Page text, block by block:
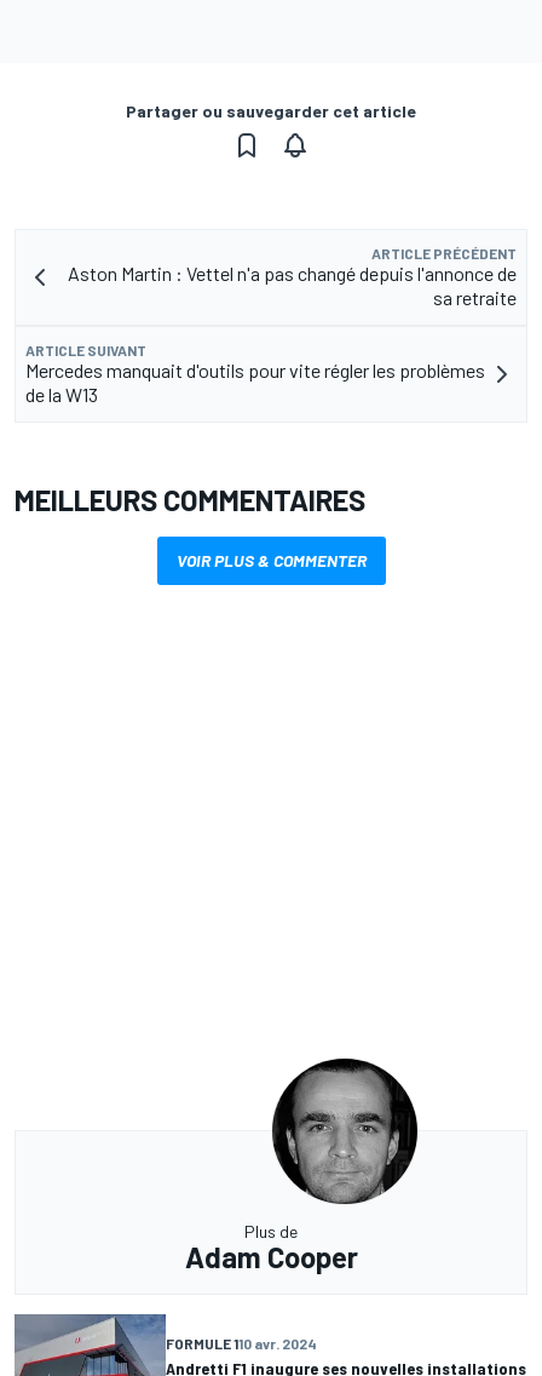
Partager ou sauvegarder cet article
ARTICLE PRÉCÉDENT
Aston Martin : Vettel n'a pas changé depuis l'annonce de
sa retraite
ARTICLE SUIVANT
Mercedes manquait d'outils pour vite régler les problèmes
de la W13
MEILLEURS COMMENTAIRES
VOIR PLUS & COMMENTER
Plus de
Adam Cooper
FORMULE 110 avr. 2024
Andretti F1 inaugure ses nouvelles installations